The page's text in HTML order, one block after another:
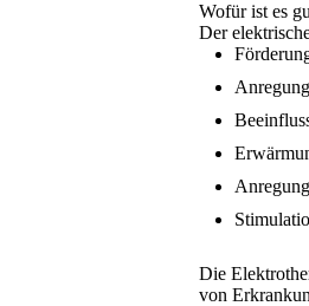
Wofür ist es
Der
Die
von